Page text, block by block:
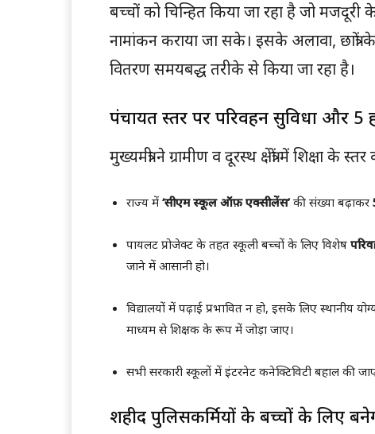
बच्चों को चिन्हित किया जा रहा है जो
नामांकन कराया जा सके। इसके अलावा,
वितरण समयबद्ध तरीके से किया जा रहा है।
पंचायत स्तर पर परिवहन सुविधा और
मुख्यमंत्री ने ग्रामीण व दूरस्थ क्षेत्रों में शिक्षा के
राज्य में ‘सीएम स्कूल ऑफ़ एक्सीलेंस’की संख्या बढ़ाकर
पायलट प्रोजेक्ट के तहत स्कूली बच्चों के लिए विशेष
जाने में आसानी हो।
विद्यालयों में पढ़ाई प्रभावित न हो, इसके लिए स्थानीय
माध्यम से शिक्षक के रूप में जोड़ा जाए।
सभी सरकारी स्कूलों में इंटरनेट कनेक्टिविटी बहाल की
शहीद पुलिसकर्मियों के बच्चों के लिए